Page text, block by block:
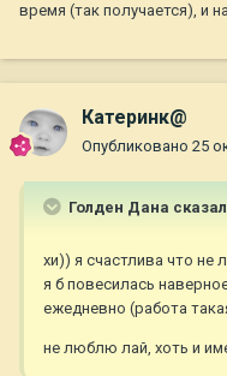
время (так получается), и
Катеринк@
Опубликовано 25
Голден Дана
хи)) я счастлива что не
я б повесилась
ежедневно (работа
не люблю лай, хоть и